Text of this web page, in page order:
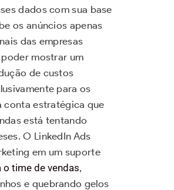
dados com sua base
os anúncios apenas
das empresas
mostrar um
de custos
para os
conta estratégica que
está tentando
O LinkedIn Ads
em um suporte
time de vendas,
e quebrando gelos